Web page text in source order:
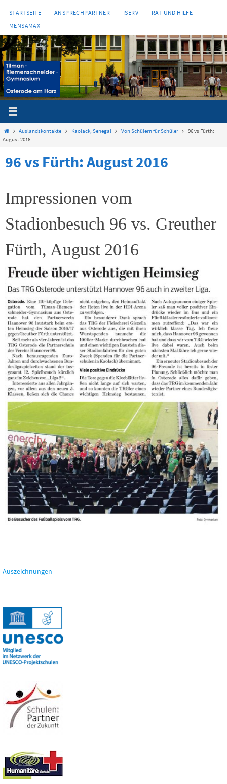
Inhalt
springen
STARTSEITE ANSPRECHPARTNER ISERV
RAT UND HILFE
MENSAMAX
StartAuslandskontakte Kaolack, Senegal Von Schülern für Schüler
96 vs Fürth:
August 2016
96 vs Fürth: August 2016
Impressionen vom
Stadionbesuch 96 vs. Greuther
Fürth, August 2016
Auszeichnungen